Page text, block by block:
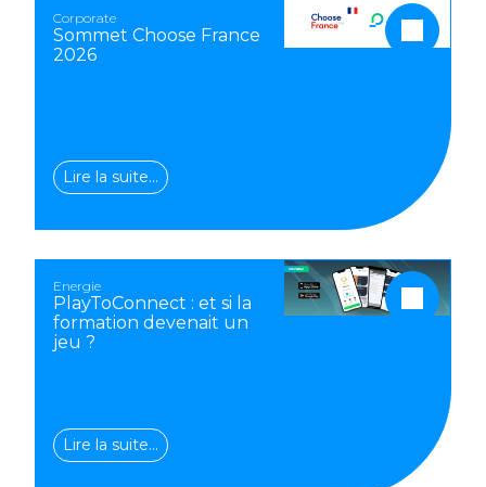
Corporate
Sommet Choose France
2026
Lire la suite…
Energie
PlayToConnect : et si la
formation devenait un
jeu ?
Lire la suite…